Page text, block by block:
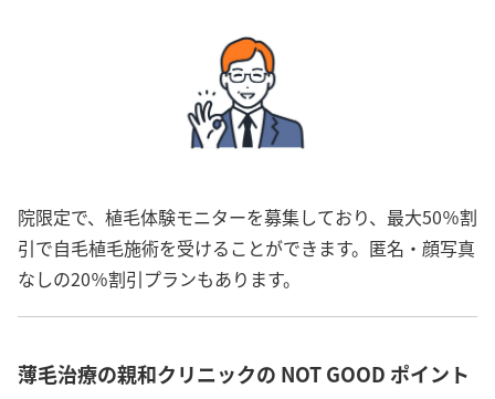
院限定で、植毛体験モニターを募集しており、最大50％割
引で自毛植毛施術を受けることができます。匿名・顔写真
なしの20％割引プランもあります。
薄毛治療の親和クリニックの NOT GOOD ポイント